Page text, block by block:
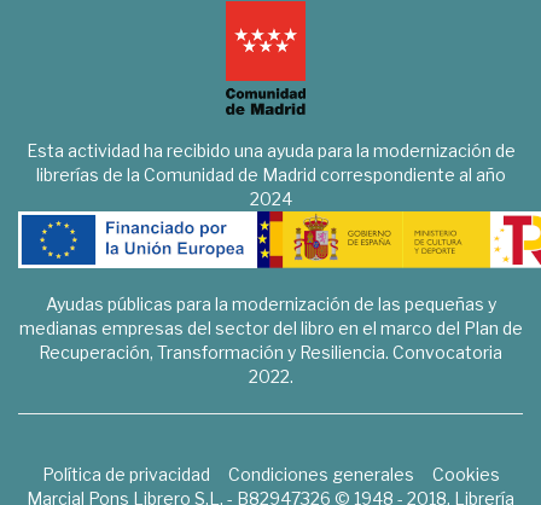
Esta actividad ha recibido una ayuda para la modernización de
librerías de la Comunidad de Madrid correspondiente al año
2024
Ayudas públicas para la modernización de las pequeñas y
medianas empresas del sector del libro en el marco del Plan de
Recuperación, Transformación y Resiliencia. Convocatoria
2022.
Política de privacidad Condiciones generales
Cookies
Marcial Pons Librero S.L. - B82947326 © 1948 - 2018. Librería